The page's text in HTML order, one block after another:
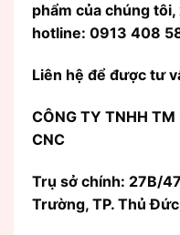
phẩm của chúng
hotline: 0913 408
Liên hệ để được tư
CÔNG TY TNHH TM
CNC
Trụ sở chính: 27B/
Trường, TP. Thủ